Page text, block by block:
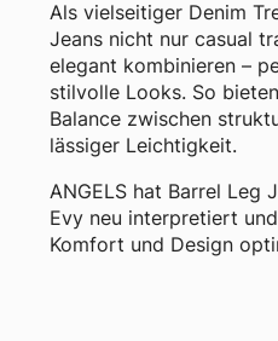
Als vielseitiger Denim
Jeans nicht nur casual
elegant kombinieren –
stilvolle Looks. So
Balance zwischen
lässiger Leichtigkeit.
ANGELS hat Barrel Leg
Evy neu interpretiert
Komfort und Design